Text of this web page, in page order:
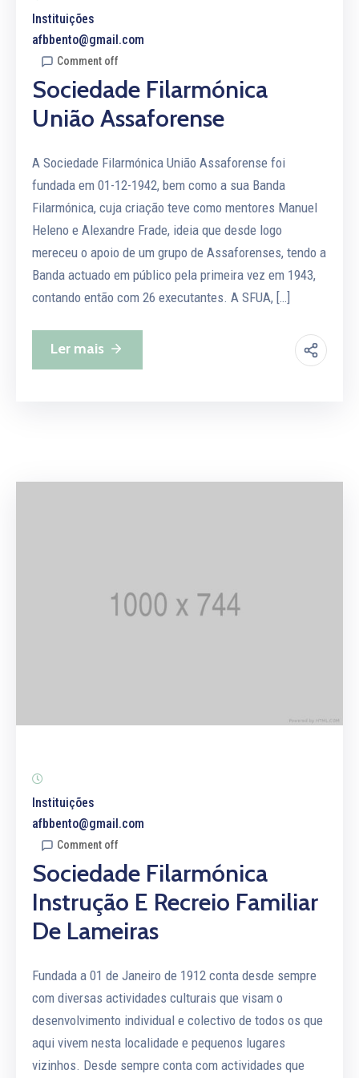
Instituições
afbbento@gmail.com
Comment off
Sociedade Filarmónica
União Assaforense
A Sociedade Filarmónica União Assaforense foi
fundada em 01-12-1942, bem como a sua Banda
Filarmónica, cuja criação teve como mentores Manuel
Heleno e Alexandre Frade, ideia que desde logo
mereceu o apoio de um grupo de Assaforenses, tendo a
Banda actuado em público pela primeira vez em 1943,
contando então com 26 executantes. A SFUA, […]
Ler mais
Instituições
afbbento@gmail.com
Comment off
Sociedade Filarmónica
Instrução E Recreio Familiar
De Lameiras
Fundada a 01 de Janeiro de 1912 conta desde sempre
com diversas actividades culturais que visam o
desenvolvimento individual e colectivo de todos os que
aqui vivem nesta localidade e pequenos lugares
vizinhos. Desde sempre conta com actividades que